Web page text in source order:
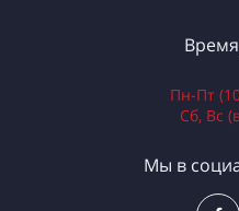
Пн-Пт
Сб, Вс
Мы в